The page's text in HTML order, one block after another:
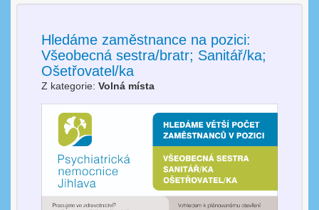
Hledáme zaměstnance na pozici:
Všeobecná sestra/bratr; Sanitář/ka;
Ošetřovatel/ka
Z kategorie: Volná místa